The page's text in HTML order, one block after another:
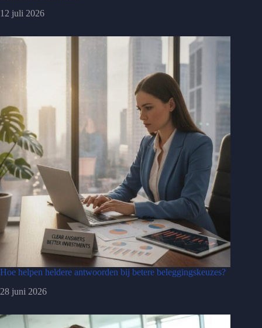
12 juli 2026
Hoe helpen heldere antwoorden bij betere beleggingskeuzes?
28 juni 2026